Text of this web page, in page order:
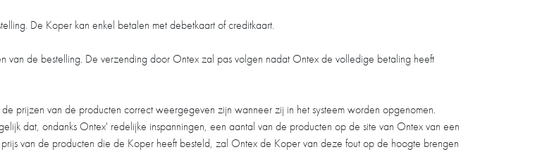
De Koper kan enkel betalen met debetkaart of creditkaart.
van de bestelling. De verzending door Ontex zal pas volgen nadat Ontex de volledige betaling heeft
prijzen van de producten correct weergegeven zijn wanneer zij in het systeem worden opgenomen.
dat, ondanks Ontex' redelijke inspanningen, een aantal van de producten op de site van Ontex van een
van de producten die de Koper heeft besteld, zal Ontex de Koper van deze fout op de hoogte brengen